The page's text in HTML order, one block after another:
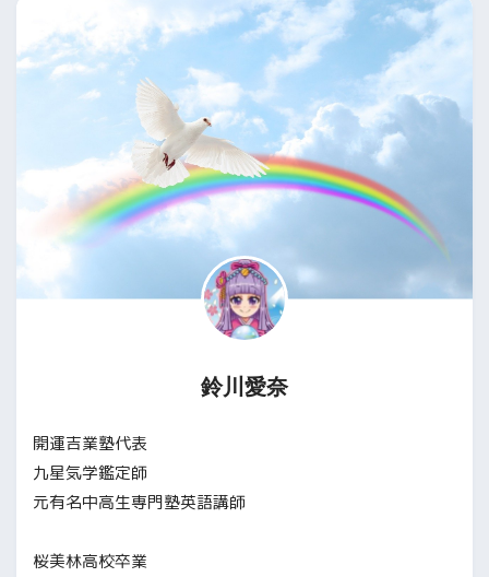
鈴川愛奈
開運吉業塾代表
九星気学鑑定師
元有名中高生専門塾英語講師
桜美林高校卒業